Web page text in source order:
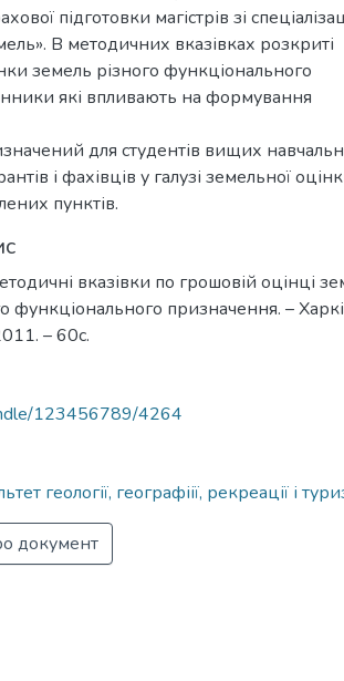
підготовки магістрів зі
В методичних вказівках розкриті
земель різного функціонального
які впливають на формування
для студентів вищих
і фахівців у галузі земельної
пунктів.
вказівки по грошовій оцінці
функціонального призначення. –
– 60с.
123456789/4264
геології, географіії, рекреації і
документ